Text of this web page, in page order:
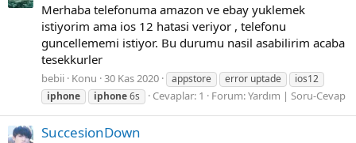
Merhaba telefonuma amazon ve ebay yuklemek
istiyorim ama ios 12 hatasi veriyor , telefonu
guncellememi istiyor. Bu durumu nasil asabilirim acaba
tesekkurler
bebii Konu 30 Kas 2020 appstore error uptade
ios12
iphone
iphone6s Cevaplar: 1 Forum:Yardım | Soru-Cevap
SuccesionDown